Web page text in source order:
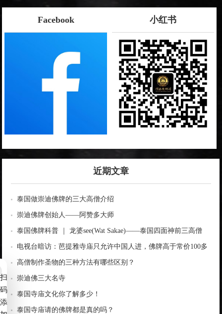
Facebook 小红书
近期文章
泰国做崇迪佛牌的三大高僧介绍
崇迪佛牌创始人——阿赞多大师
泰国佛牌科普 ｜ 龙婆see(Wat Sakae)——泰国四面神前三高僧
电视台暗访：芭提雅寺庙只允许中国人进，佛牌高于常价100多
倍！
高僧制作圣物的三种方法有哪些区别？
崇迪佛三大名寺
泰国寺庙文化你了解多少！
泰国寺庙请的佛牌都是真的吗？
扫
码
添